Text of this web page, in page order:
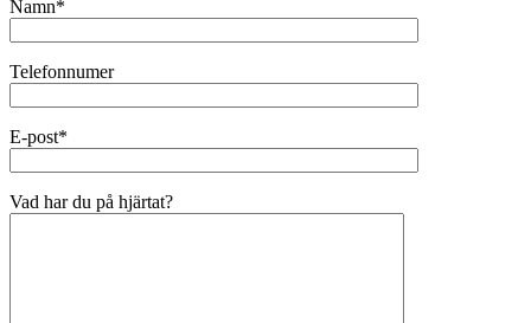
Namn*
Telefonnumer
E-post*
Vad har du på hjärtat?